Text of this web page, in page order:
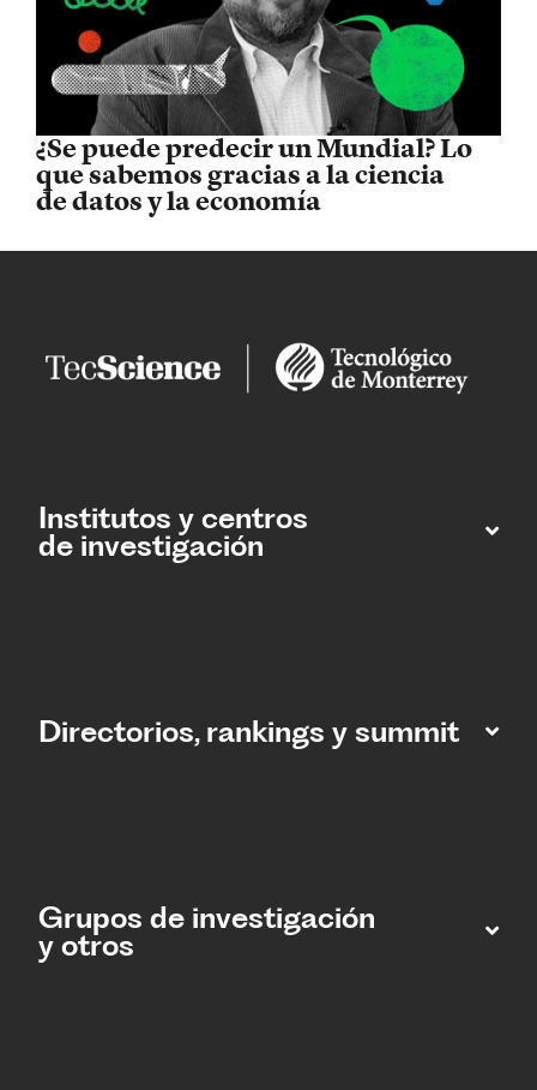
¿Se puede predecir un Mundial? Lo
que sabemos gracias a la ciencia
de datos y la economía
Institutos y centros
de investigación
Directorios, rankings y summit
Grupos de investigación
y otros